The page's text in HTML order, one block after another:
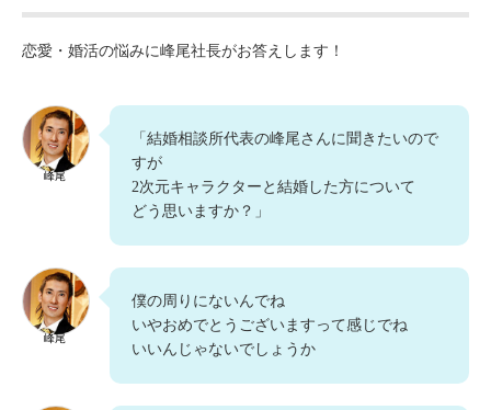
恋愛・婚活の悩みに峰尾社長がお答えします！
峰尾
「結婚相談所代表の峰尾さんに聞きたいので
すが
2次元キャラクターと結婚した方について
どう思いますか？」
峰尾
僕の周りにないんでね
いやおめでとうございますって感じでね
いいんじゃないでしょうか